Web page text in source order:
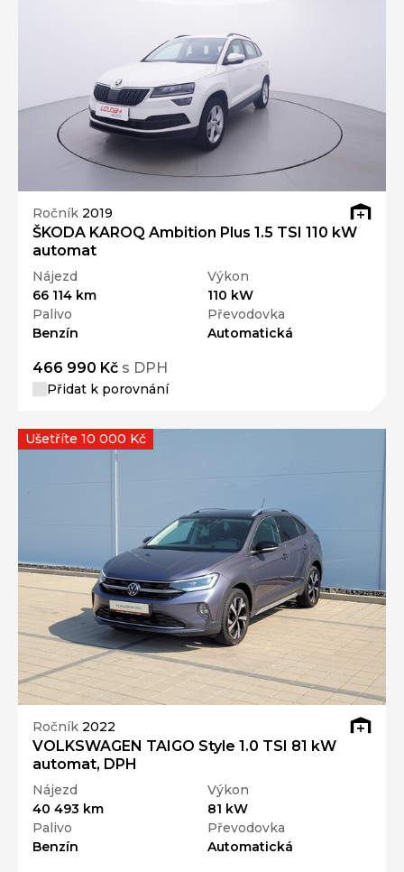
Ročník 2019
ŠKODA KAROQ Ambition Plus 1.5 TSI 110 kW
automat
Nájezd
66 114 km
Výkon
110 kW
Palivo
Benzín
Převodovka
Automatická
466 990 Kč s DPH
Přidat k porovnání
Ročník 2022
VOLKSWAGEN TAIGO Style 1.0 TSI 81 kW
automat, DPH
Nájezd
40 493 km
Výkon
81 kW
Palivo
Benzín
Převodovka
Automatická
Ušetříte 10 000 Kč